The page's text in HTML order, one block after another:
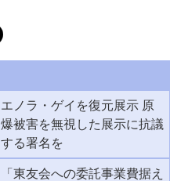
エノラ・ゲイを復元展示 原
爆被害を無視した展示に抗議
する署名を
「東友会への委託事業費据え